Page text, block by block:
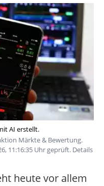
AI erstellt.
Märkte & Bewertung.
11:16:35 Uhr geprüft. Details
heute vor allem